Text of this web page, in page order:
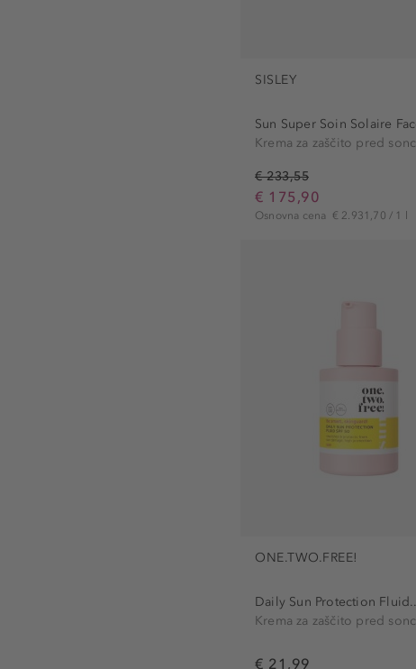
SISLEY
Sun Super Soin Solaire
Krema za zaščito pred
€ 233,55
€ 175,90
Osnovna cena € 2.931,70 / 1 l
ONE.TWO.FREE!
Daily Sun Protection
Krema za zaščito pred
€ 21,99